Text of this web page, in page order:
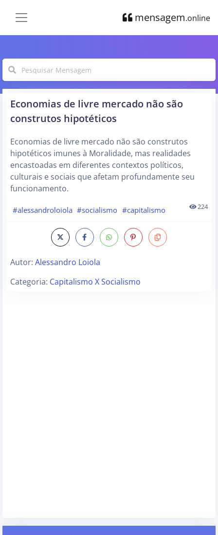
mensagem.online
Economias de livre mercado não são
construtos hipotéticos
Economias de livre mercado não são construtos
hipotéticos imunes à Moralidade, mas realidades
encastoadas em diferentes contextos políticos,
culturais e sociais que afetam profundamente seu
funcionamento.
#alessandroloiola #socialismo #capitalismo 224
Autor: Alessandro Loiola
Categoria: Capitalismo X Socialismo